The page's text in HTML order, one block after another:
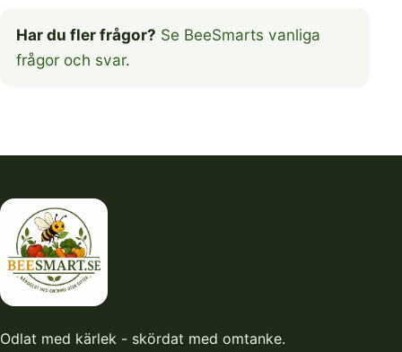
Har du fler frågor? Se BeeSmarts vanliga
frågor och svar.
Odlat med kärlek - skördat med omtanke.